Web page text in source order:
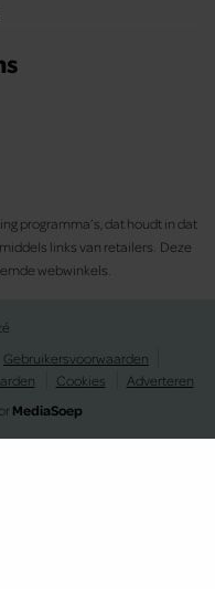
programma’s, dat houdt in dat
links van retailers. Deze
webwinkels.
Gebruikersvoorwaarden
Cookies
Adverteren
MediaSoep